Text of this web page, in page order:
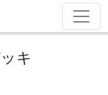
キ